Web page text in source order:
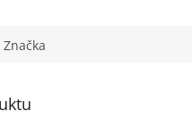
Značka